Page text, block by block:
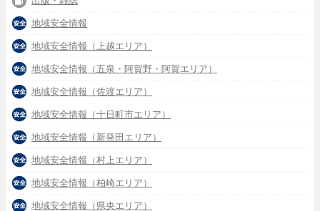
地域安全情報
地域安全情報（上越エリア）
地域安全情報（五泉・阿賀野・阿賀エリア）
地域安全情報（佐渡エリア）
地域安全情報（十日町市エリア）
地域安全情報（新発田エリア）
地域安全情報（村上エリア）
地域安全情報（柏崎エリア）
地域安全情報（県央エリア）